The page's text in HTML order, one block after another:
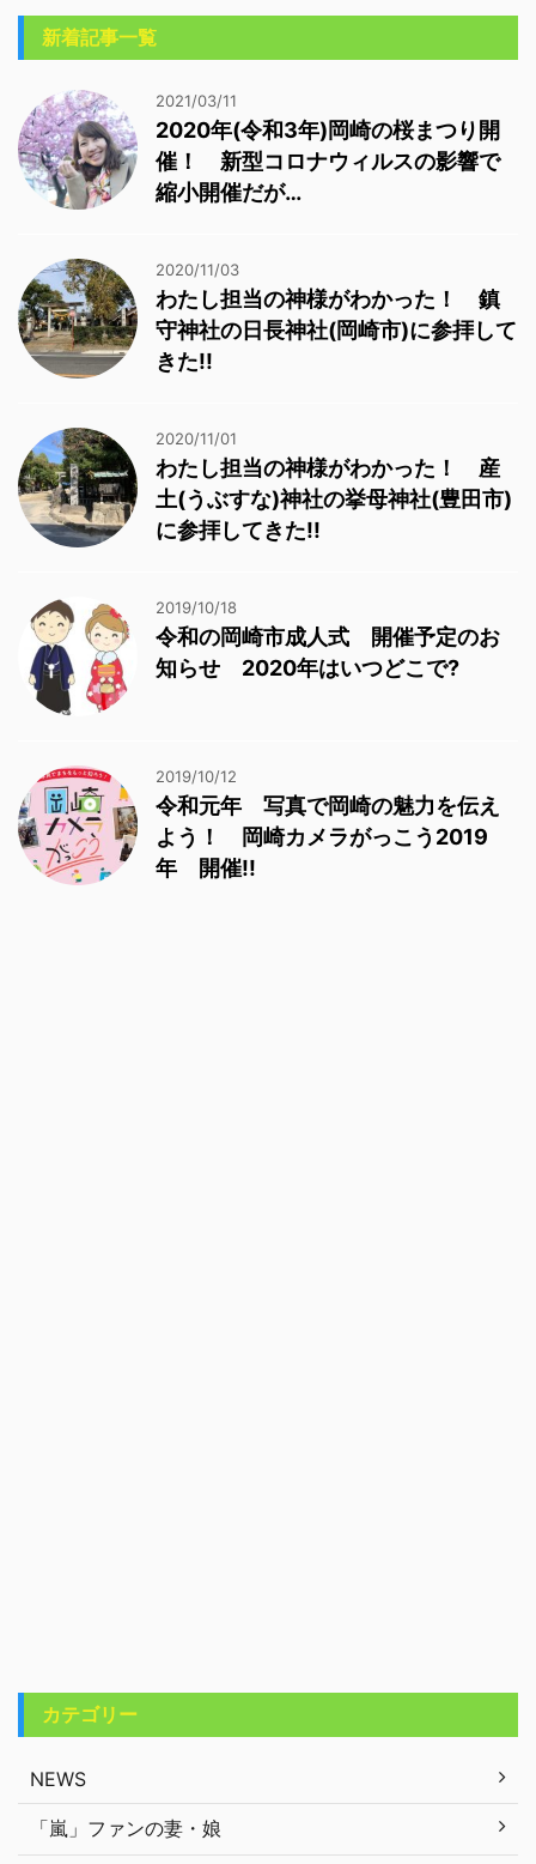
新着記事一覧
2021/03/11
2020年(令和3年)岡崎の桜まつり開
催！ 新型コロナウィルスの影響で
縮小開催だが…
2020/11/03
わたし担当の神様がわかった！ 鎮
守神社の日長神社(岡崎市)に参拝して
きた!!
2020/11/01
わたし担当の神様がわかった！ 産
土(うぶすな)神社の挙母神社(豊田市)
に参拝してきた!!
2019/10/18
令和の岡崎市成人式 開催予定のお
知らせ 2020年はいつどこで?
2019/10/12
令和元年 写真で岡崎の魅力を伝え
よう！ 岡崎カメラがっこう2019
年 開催!!
カテゴリー
NEWS
「嵐」ファンの妻・娘